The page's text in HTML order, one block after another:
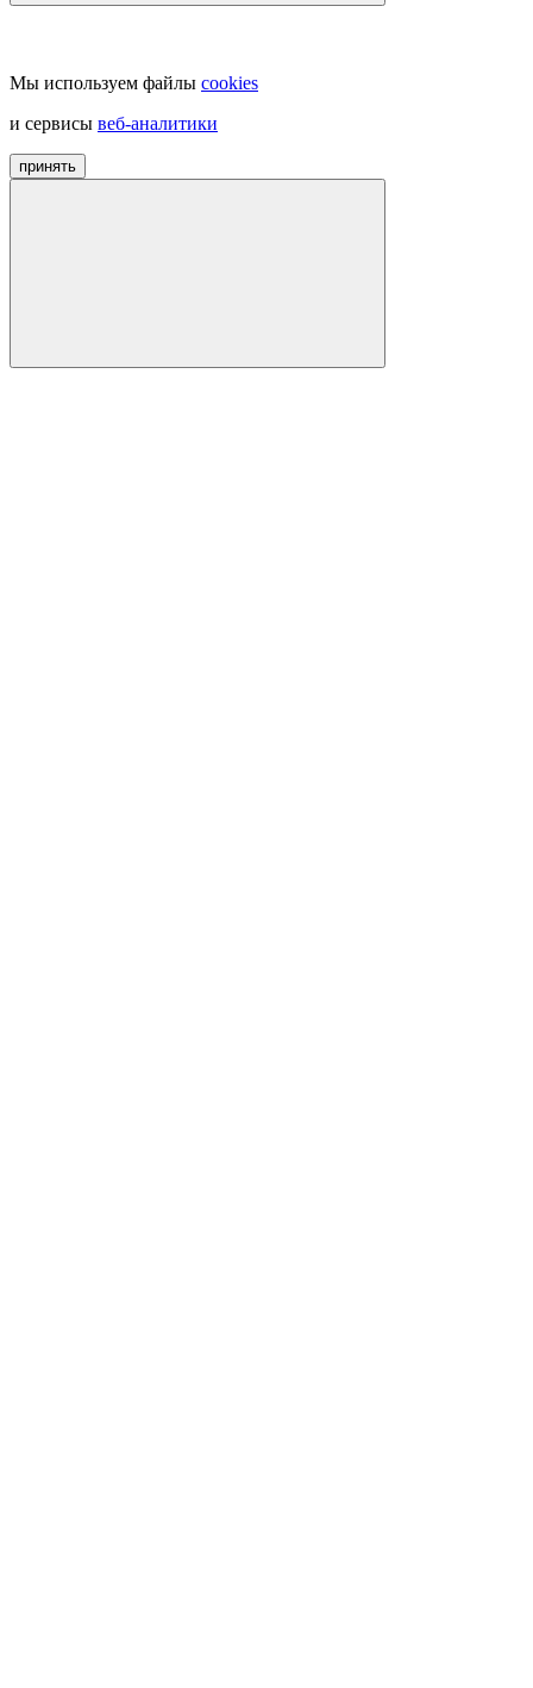
Мы используем файлы cookies
и сервисы веб-аналитики
принять